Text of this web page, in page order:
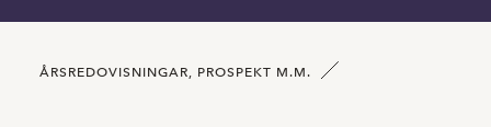
ÅRSREDOVISNINGAR, PROSPEKT M.M.